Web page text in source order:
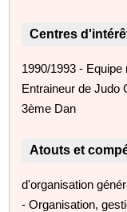
Centres
1990/1993 - Equipe
Entraineur de Judo
3ème Dan
Atouts et
d'organisation
- Organisation,